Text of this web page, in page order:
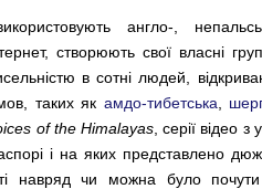
англо-,
створюють свої власні
в сотні людей,
таких як амдо-тибетська
of the Himalayas , серії відео з
і на яких представлено
навряд чи можна було